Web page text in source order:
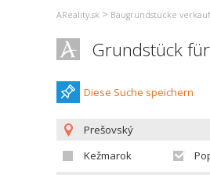
AReality.sk > Baugrundstücke
Grundstück
Diese Suche speichern
Prešovský
Kežmarok